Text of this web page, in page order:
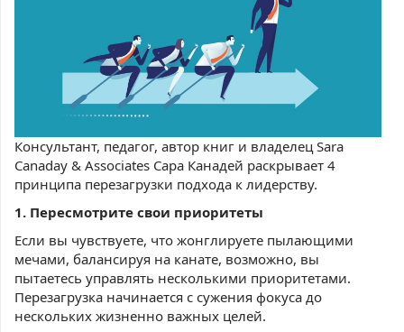
Консультант, педагог, автор книг и владелец Sara
Canaday & Associates Сара Канадей раскрывает 4
принципа перезагрузки подхода к лидерству.
1. Пересмотрите свои приоритеты
Если вы чувствуете, что жонглируете пылающими
мечами, балансируя на канате, возможно, вы
пытаетесь управлять несколькими приоритетами.
Перезагрузка начинается с сужения фокуса до
нескольких жизненно важных целей.